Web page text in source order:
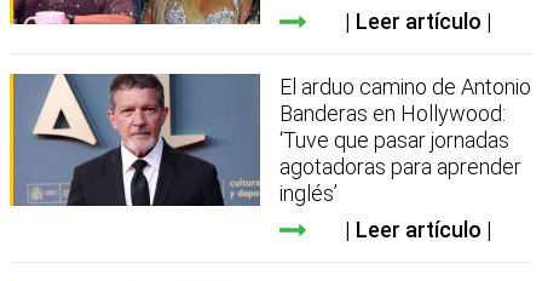
Leer artículo
El arduo camino de Antonio
Banderas en Hollywood:
‘Tuve que pasar jornadas
agotadoras para aprender
inglés’
Leer artículo